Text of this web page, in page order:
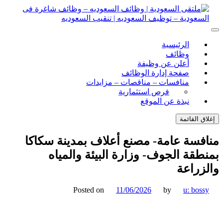
– توظيف السعوديه | تنقيب السعوديه
السعوديه | تنقيب السعوديه
الرئيسية
وظائف
أعلن عن وظيفة
صفحة إدارة الوظائف
منافسات – مناقصات – مزايدات
فرص استثمارية
نبذة عن الموقع
القائمة
عامة- مصنع أعلاف بمدينة سكاكا
الجوف- وزارة البيئة والمياه
Posted on 11/06/2026 by u: